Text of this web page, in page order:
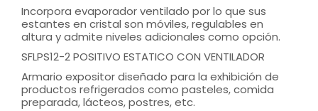
Incorpora evaporador ventilado por lo que sus
estantes en cristal son móviles, regulables en
altura y admite niveles adicionales como opción.
SFLPS12-2 POSITIVO ESTATICO CON VENTILADOR
Armario expositor diseñado para la exhibición de
productos refrigerados como pasteles, comida
preparada, lácteos, postres, etc.